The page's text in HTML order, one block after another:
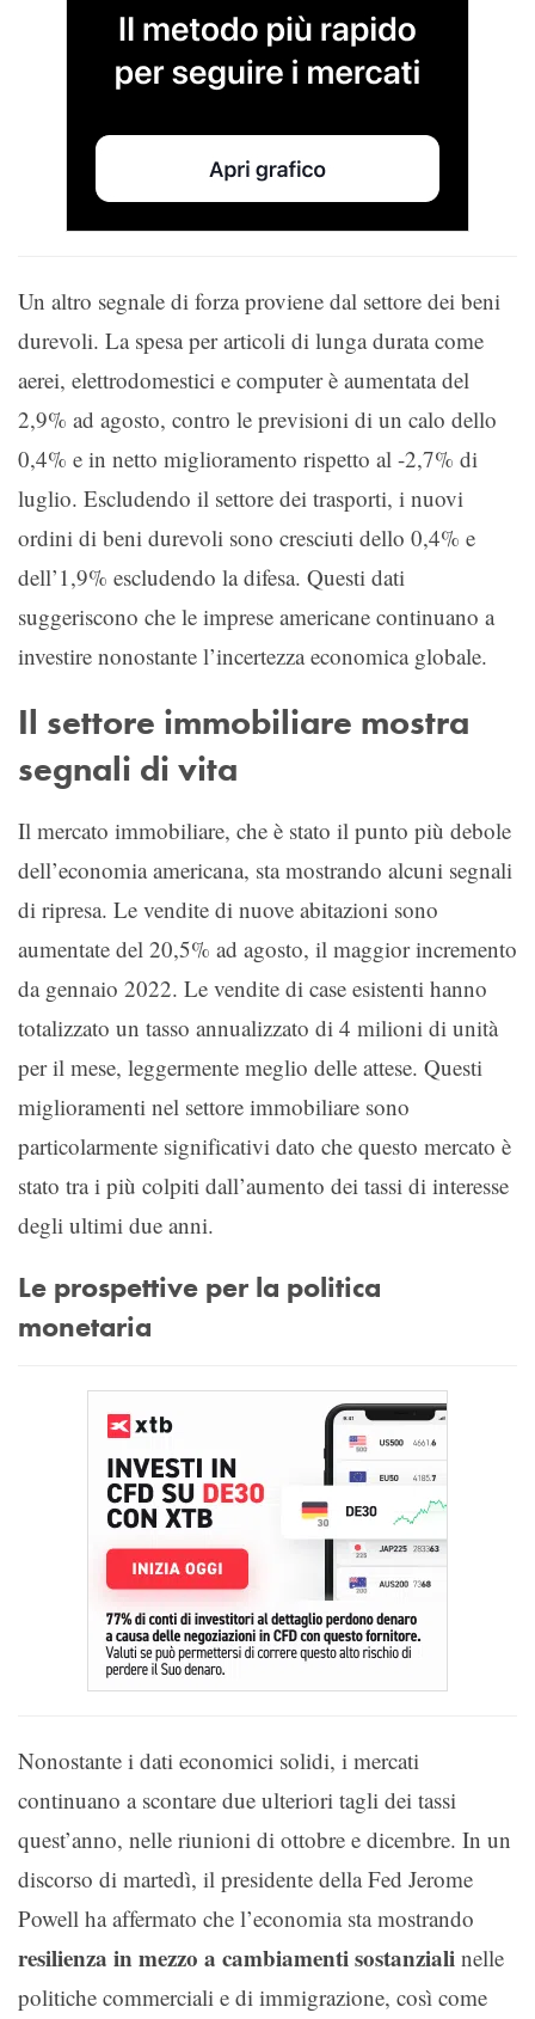
Un altro segnale di forza proviene dal settore dei beni
durevoli. La spesa per articoli di lunga durata come
aerei, elettrodomestici e computer è aumentata del
2,9% ad agosto, contro le previsioni di un calo dello
0,4% e in netto miglioramento rispetto al -2,7% di
luglio. Escludendo il settore dei trasporti, i nuovi
ordini di beni durevoli sono cresciuti dello 0,4% e
dell’1,9% escludendo la difesa. Questi dati
suggeriscono che le imprese americane continuano a
investire nonostante l’incertezza economica globale.
Il settore immobiliare mostra
segnali di vita
Il mercato immobiliare, che è stato il punto più debole
dell’economia americana, sta mostrando alcuni segnali
di ripresa. Le vendite di nuove abitazioni sono
aumentate del 20,5% ad agosto, il maggior incremento
da gennaio 2022. Le vendite di case esistenti hanno
totalizzato un tasso annualizzato di 4 milioni di unità
per il mese, leggermente meglio delle attese. Questi
miglioramenti nel settore immobiliare sono
particolarmente significativi dato che questo mercato è
stato tra i più colpiti dall’aumento dei tassi di interesse
degli ultimi due anni.
Le prospettive per la politica
monetaria
Nonostante i dati economici solidi, i mercati
continuano a scontare due ulteriori tagli dei tassi
quest’anno, nelle riunioni di ottobre e dicembre. In un
discorso di martedì, il presidente della Fed Jerome
Powell ha affermato che l’economia sta mostrando
resilienza in mezzo a cambiamenti sostanziali nelle
politiche commerciali e di immigrazione, così come